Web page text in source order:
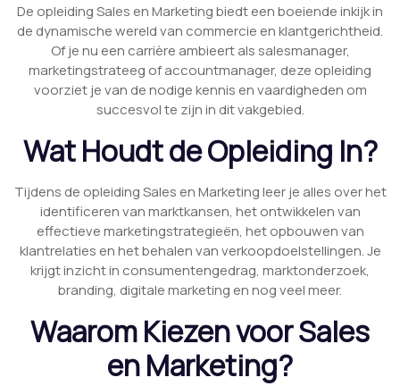
De opleiding Sales en Marketing biedt een boeiende inkijk in
de dynamische wereld van commercie en klantgerichtheid.
Of je nu een carrière ambieert als salesmanager,
marketingstrateeg of accountmanager, deze opleiding
voorziet je van de nodige kennis en vaardigheden om
succesvol te zijn in dit vakgebied.
Wat Houdt de Opleiding In?
Tijdens de opleiding Sales en Marketing leer je alles over het
identificeren van marktkansen, het ontwikkelen van
effectieve marketingstrategieën, het opbouwen van
klantrelaties en het behalen van verkoopdoelstellingen. Je
krijgt inzicht in consumentengedrag, marktonderzoek,
branding, digitale marketing en nog veel meer.
Waarom Kiezen voor Sales
en Marketing?